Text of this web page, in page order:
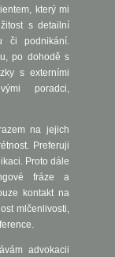
který mi
s detailní
či podnikání.
po dohodě s
s externími
poradci,
na jejich
Preferuji
Proto dále
fráze a
kontakt na
mlčenlivosti,
advokacii